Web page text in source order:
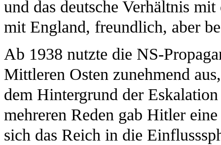
und das deutsche Verhältnis
mit England, freundlich, aber
Ab 1938 nutzte die NS-
Mittleren Osten zunehmend
dem Hintergrund der
mehreren Reden gab Hitler
sich das Reich in die